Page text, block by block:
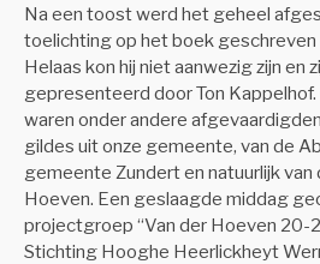
Na een toost werd het geheel
toelichting op het boek geschreven
Helaas kon hij niet aanwezig zijn en
gepresenteerd door Ton
waren onder andere
gildes uit onze gemeente, van de
gemeente Zundert en natuurlijk van
Hoeven. Een geslaagde middag
projectgroep “Van der Hoeven 20-
Stichting Hooghe Heerlickheyt